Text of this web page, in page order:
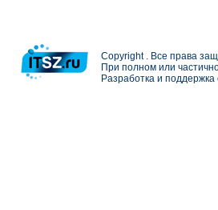
Copyright . Все права
При полном или
Разработка и